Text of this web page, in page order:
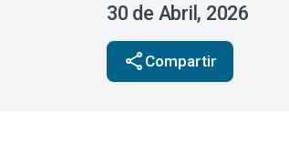
30 de Abril, 2026
share Compartir